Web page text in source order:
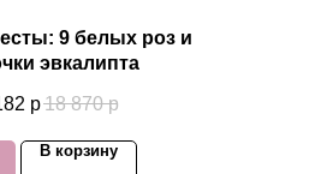
9 белых роз и
эвкалипта
р18 870 р
В корзину